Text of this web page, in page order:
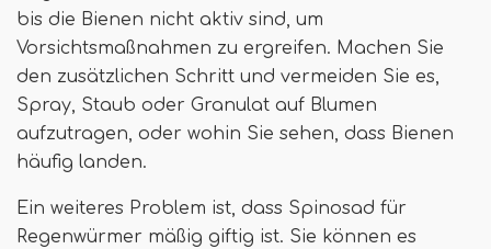
bis die Bienen nicht aktiv sind, um
Vorsichtsmaßnahmen zu ergreifen. Machen Sie
den zusätzlichen Schritt und vermeiden Sie es,
Spray, Staub oder Granulat auf Blumen
aufzutragen, oder wohin Sie sehen, dass Bienen
häufig landen.
Ein weiteres Problem ist, dass Spinosad für
Regenwürmer mäßig giftig ist. Sie können es